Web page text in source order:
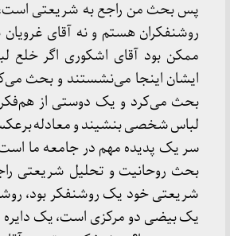
پس بحث من راجع به شریعتی است، و
روشنفکران هستم و نه آقای غرویان
ممکن بود آقای اشکوری اگر خلع
ایشان اینجا می‌نشستند و بحث
بحث می‌کرد و یک دوستی از
لباس شخصی بنشیند و معادله
سر یک پدیده مهم در جامعه ما
بحث روحانیت و تحلیل شریعتی
شریعتی خود یک روشنفکر بود،
یک بیضی دو مرکزی است، یک